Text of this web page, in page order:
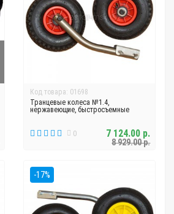
Код товара: 01698
Транцевые колеса №1.4,
нержавеющие, быстросъемные
0
8 929.00 р.
7 124.00 р.
-17%